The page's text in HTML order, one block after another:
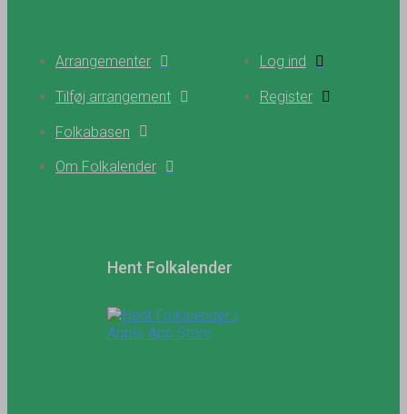
Arrangementer
Tilføj arrangement
Folkabasen
Om Folkalender
Log ind
Register
Hent Folkalender